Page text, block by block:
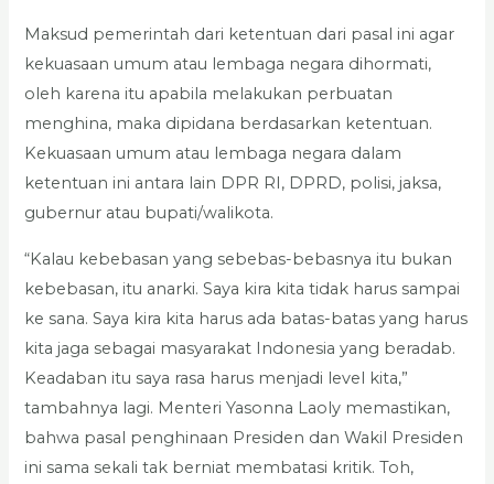
Maksud pemerintah dari ketentuan dari pasal ini agar
kekuasaan umum atau lembaga negara dihormati,
oleh karena itu apabila melakukan perbuatan
menghina, maka dipidana berdasarkan ketentuan.
Kekuasaan umum atau lembaga negara dalam
ketentuan ini antara lain DPR RI, DPRD, polisi, jaksa,
gubernur atau bupati/walikota.
“Kalau kebebasan yang sebebas-bebasnya itu bukan
kebebasan, itu anarki. Saya kira kita tidak harus sampai
ke sana. Saya kira kita harus ada batas-batas yang harus
kita jaga sebagai masyarakat Indonesia yang beradab.
Keadaban itu saya rasa harus menjadi level kita,”
tambahnya lagi. Menteri Yasonna Laoly memastikan,
bahwa pasal penghinaan Presiden dan Wakil Presiden
ini sama sekali tak berniat membatasi kritik. Toh,